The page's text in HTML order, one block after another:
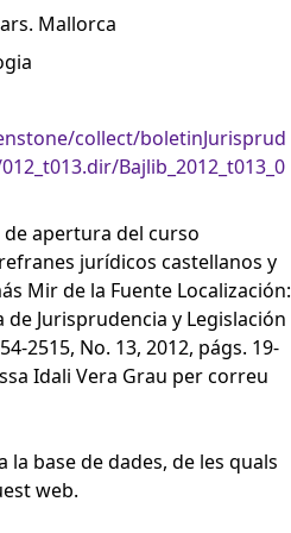
Mallorca
collect/boletinJurisprud
Bajlib_2012_t013_0
de apertura del curso
jurídicos castellanos y
Mir de la Fuente Localización:
de Jurisprudencia y Legislación
2515, No. 13, 2012, págs. 19-
Idali Vera Grau per correu
base de dades, de les quals
web.